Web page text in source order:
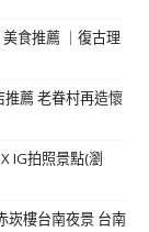
食推薦 ｜復古理
薦 老眷村再造懷
IG拍照景點(瀏
崁樓台南夜景 台南